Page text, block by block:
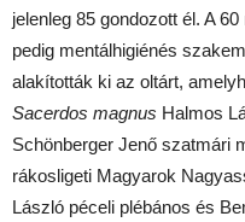
jelenleg 85 gondozott él. A
pedig mentálhigiénés
alakították ki az oltárt,
Sacerdos magnus Halmos
Schönberger Jenő szatmári
rákosligeti Magyarok
László péceli plébános és